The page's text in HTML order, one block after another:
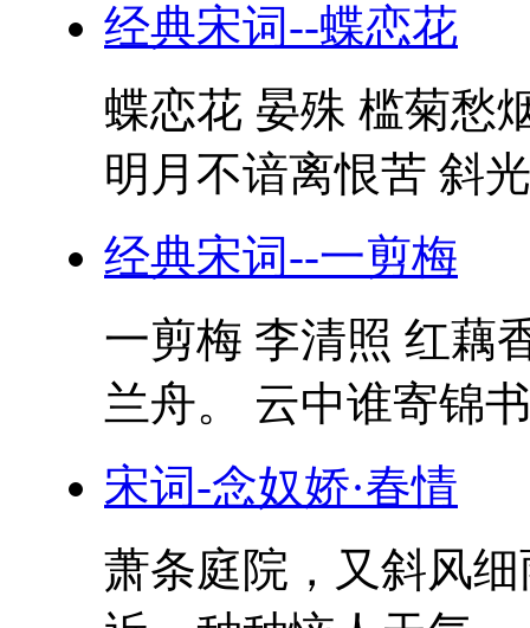
经典宋词--蝶恋花
蝶恋花 晏殊 槛菊愁
明月不谙离恨苦 斜
经典宋词--一剪梅
一剪梅 李清照 红藕
兰舟。 云中谁寄锦
宋词-念奴娇·春情
萧条庭院，又斜风